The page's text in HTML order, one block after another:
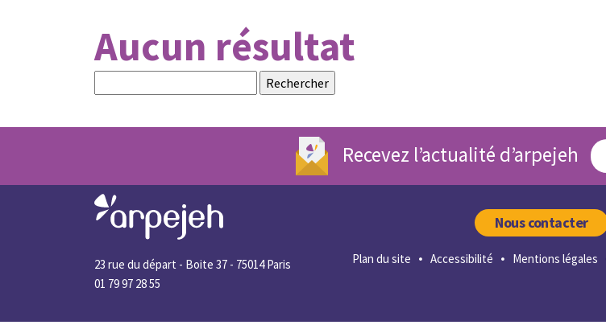
Aucun résultat
Recevez l’actualité d’arpejeh
23 rue du départ - Boite 37 - 75014 Paris
01 79 97 28 55
Nous contacter
Plan du site Accessibilité Mentions légales